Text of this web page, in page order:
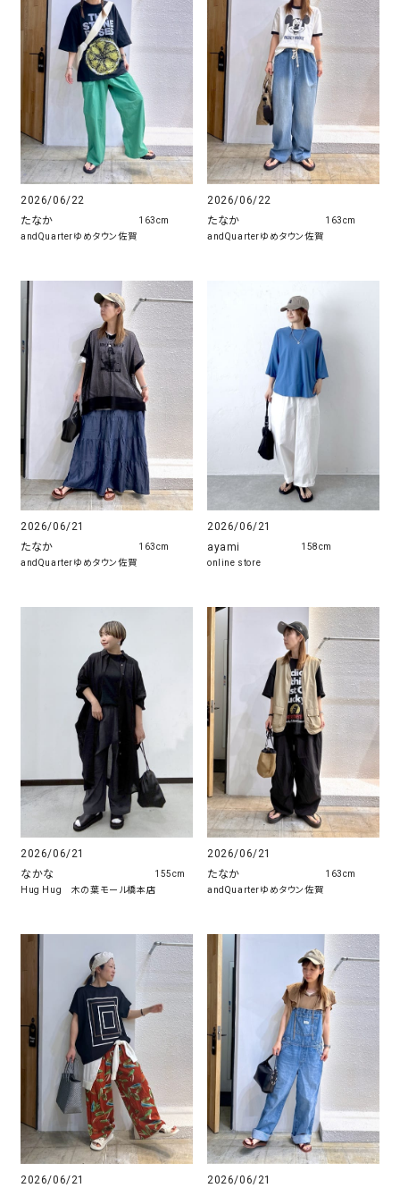
2026/06/22
たなか
andQuarterゆめタウン佐賀
163cm
2026/06/22
たなか
andQuarterゆめタウン佐賀
163cm
2026/06/21
たなか
andQuarterゆめタウン佐賀
163cm
2026/06/21
ayami
online store
158cm
2026/06/21
なかな
Hug Hug 木の葉モール橋本店
155cm
2026/06/21
たなか
andQuarterゆめタウン佐賀
163cm
2026/06/21
2026/06/21